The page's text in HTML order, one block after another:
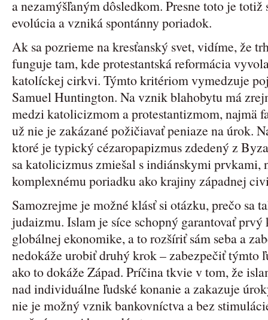
a nezamýšľaným dôsledkom. Presne toto je
evolúcia a vzniká spontánny poriadok.
Ak sa pozrieme na kresťanský svet, vidíme, že
funguje tam, kde protestantská reformácia
katolíckej cirkvi. Týmto kritériom vymedzuje
Samuel Huntington. Na vznik blahobytu má
medzi katolicizmom a protestantizmom, najmä
už nie je zakázané požičiavať peniaze na úrok.
ktoré je typický cézaropapizmus zdedený z
sa katolicizmus zmiešal s indiánskymi prvkami,
komplexnému poriadku ako krajiny západnej
Samozrejme je možné klásť si otázku, prečo sa
judaizmu. Islam je síce schopný garantovať
globálnej ekonomike, a to rozšíriť sám seba a
nedokáže urobiť druhý krok – zabezpečiť týmto
ako to dokáže Západ. Príčina tkvie v tom, že
nad individuálne ľudské konanie a zakazuje
nie je možný vznik bankovníctva a bez